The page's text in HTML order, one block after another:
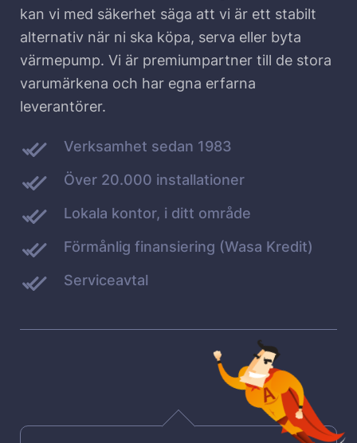
kan vi med säkerhet säga att vi är ett stabilt
alternativ när ni ska köpa, serva eller byta
värmepump. Vi är premiumpartner till de stora
varumärkena och har egna erfarna
leverantörer.
Verksamhet sedan 1983
Över 20.000 installationer
Lokala kontor, i ditt område
Förmånlig finansiering (Wasa Kredit)
Serviceavtal